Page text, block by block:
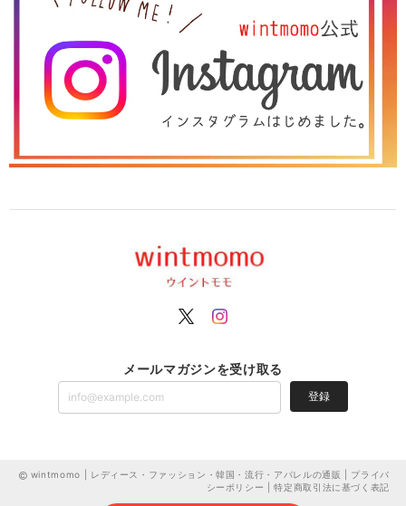
メールマガジンを受け取る
登録
wintmomo | レディース・ファッション・韓国・流行・アパレルの通販 | プライバ
シーポリシー
|特定商取引法に基づく表記